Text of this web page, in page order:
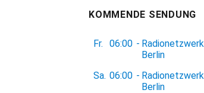
KOMMENDE SENDUNG
Fr. 06:00 - Radionetzwerk
Berlin
Sa. 06:00 - Radionetzwerk
Berlin